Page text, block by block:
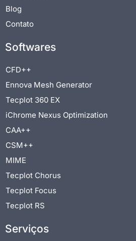
Blog
Contato
Softwares
CFD++
Ennova Mesh Generator
Tecplot 360 EX
iChrome Nexus Optimization
CAA++
CSM++
MIME
Tecplot Chorus
Tecplot Focus
Tecplot RS
Serviços